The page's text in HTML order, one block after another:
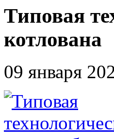
Типовая
котлована
09 января